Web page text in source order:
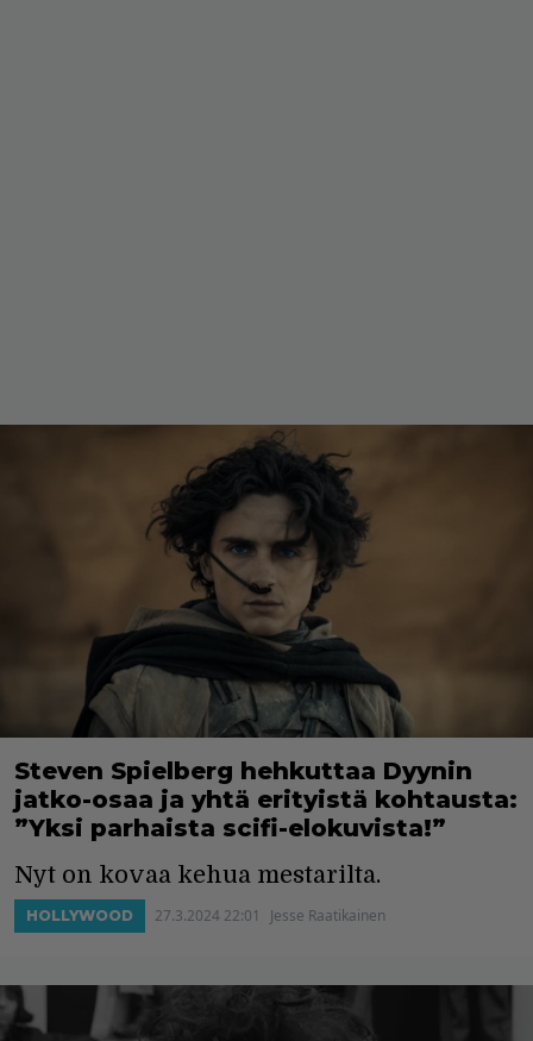
Steven Spielberg hehkuttaa Dyynin
jatko-osaa ja yhtä erityistä kohtausta:
”Yksi parhaista scifi-elokuvista!”
Nyt on kovaa kehua mestarilta.
HOLLYWOOD 27.3.2024 22:01 Jesse Raatikainen